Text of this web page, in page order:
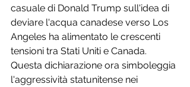
casuale di Donald Trump sull'idea di
deviare l'acqua canadese verso Los
Angeles ha alimentato le crescenti
tensioni tra Stati Uniti e Canada.
Questa dichiarazione ora simboleggia
l'aggressività statunitense nei